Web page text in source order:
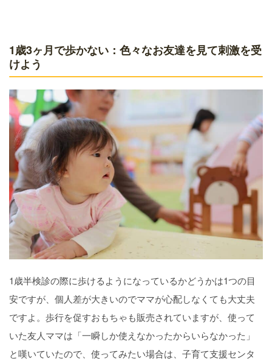
1歳3ヶ月で歩かない：色々なお友達を見て刺激を受
けよう
1歳半検診の際に歩けるようになっているかどうかは1つの目
安ですが、個人差が大きいのでママが心配しなくても大丈夫
ですよ。歩行を促すおもちゃも販売されていますが、使って
いた友人ママは「一瞬しか使えなかったからいらなかった」
と嘆いていたので、使ってみたい場合は、子育て支援センタ